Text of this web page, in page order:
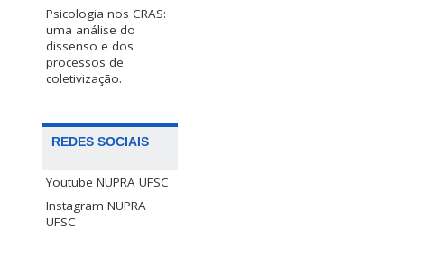
Psicologia nos CRAS:
uma análise do
dissenso e dos
processos de
coletivização.
REDES SOCIAIS
Youtube NUPRA UFSC
Instagram NUPRA
UFSC